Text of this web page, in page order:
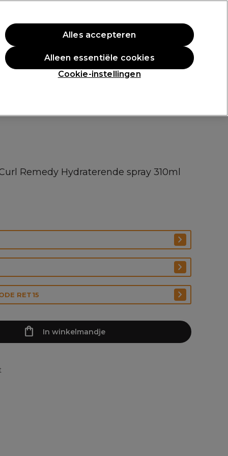
Aanmelden
Professionele Awards
Remedy Hydraterende spray 310ml
RET15
In winkelmandje
Cookie-instellingen
Alleen essentiële cookies
Alles accepteren